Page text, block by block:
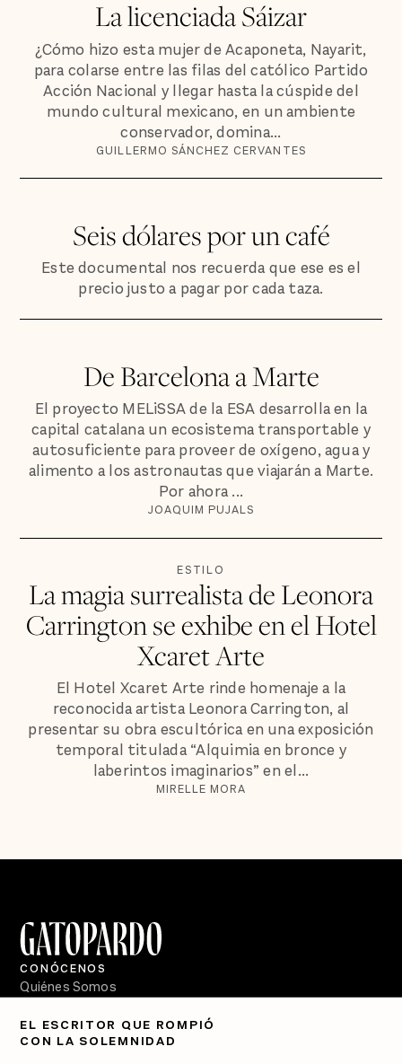
La licenciada Sáizar
¿Cómo hizo esta mujer de Acaponeta, Nayarit,
para colarse entre las filas del católico Partido
Acción Nacional y llegar hasta la cúspide del
mundo cultural mexicano, en un ambiente
conservador, domina...
GUILLERMO SÁNCHEZ CERVANTES
Seis dólares por un café
Este documental nos recuerda que ese es el
precio justo a pagar por cada taza.
De Barcelona a Marte
El proyecto MELiSSA de la ESA desarrolla en la
capital catalana un ecosistema transportable y
autosuficiente para proveer de oxígeno, agua y
alimento a los astronautas que viajarán a Marte.
Por ahora ...
JOAQUIM PUJALS
ESTILO
La magia surrealista de Leonora
Carrington se exhibe en el Hotel
Xcaret Arte
El Hotel Xcaret Arte rinde homenaje a la
reconocida artista Leonora Carrington, al
presentar su obra escultórica en una exposición
temporal titulada “Alquimia en bronce y
laberintos imaginarios” en el...
MIRELLE MORA
EL ESCRITOR QUE ROMPIÓ
CON LA SOLEMNIDAD
CONÓCENOS
Quiénes Somos
PÓDCASTS